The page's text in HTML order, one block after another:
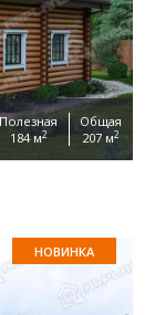
Полезная
184 м2
Общая
207 м2
НОВИНКА